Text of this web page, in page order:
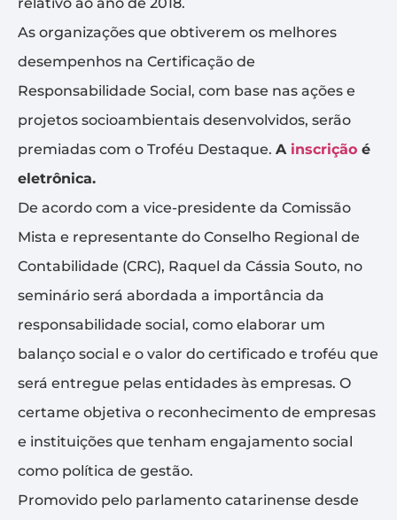
relativo ao ano de 2018.
As organizações que obtiverem os melhores
desempenhos na Certificação de
Responsabilidade Social, com base nas ações e
projetos socioambientais desenvolvidos, serão
premiadas com o Troféu Destaque. A inscrição é
eletrônica.
De acordo com a vice-presidente da Comissão
Mista e representante do Conselho Regional de
Contabilidade (CRC), Raquel da Cássia Souto, no
seminário será abordada a importância da
responsabilidade social, como elaborar um
balanço social e o valor do certificado e troféu que
será entregue pelas entidades às empresas. O
certame objetiva o reconhecimento de empresas
e instituições que tenham engajamento social
como política de gestão.
Promovido pelo parlamento catarinense desde